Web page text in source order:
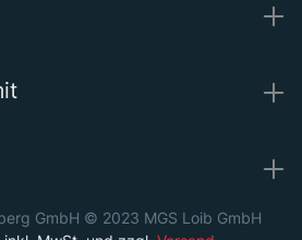
GmbH © 2023 MGS Loib GmbH